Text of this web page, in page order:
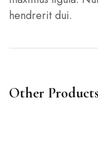
hendrerit dui.
Other Products